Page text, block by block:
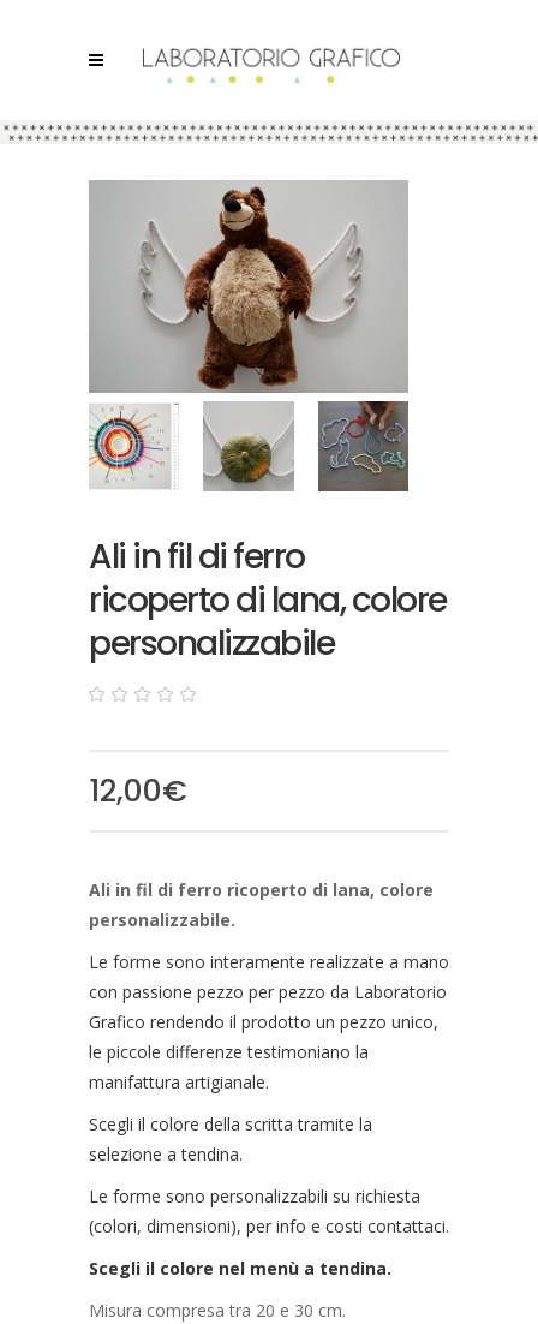
Ali in fil di ferro
ricoperto di lana, colore
personalizzabile
on
customer
12,00€
Ali in fil di ferro ricoperto di lana, colore
personalizzabile.
Le forme sono interamente realizzate a mano
con passione pezzo per pezzo da Laboratorio
Grafico rendendo il prodotto un pezzo unico,
le piccole differenze testimoniano la
manifattura artigianale.
Scegli il colore della scritta tramite la
selezione a tendina.
Le forme sono personalizzabili su richiesta
(colori, dimensioni), per info e costi contattaci.
Scegli il colore nel menù a tendina.
Misura compresa tra 20 e 30 cm.